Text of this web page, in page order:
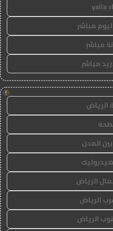
yalla
مباشر
مباشر
مباشر
!
المدن
الرياض
الرياض
الرياض